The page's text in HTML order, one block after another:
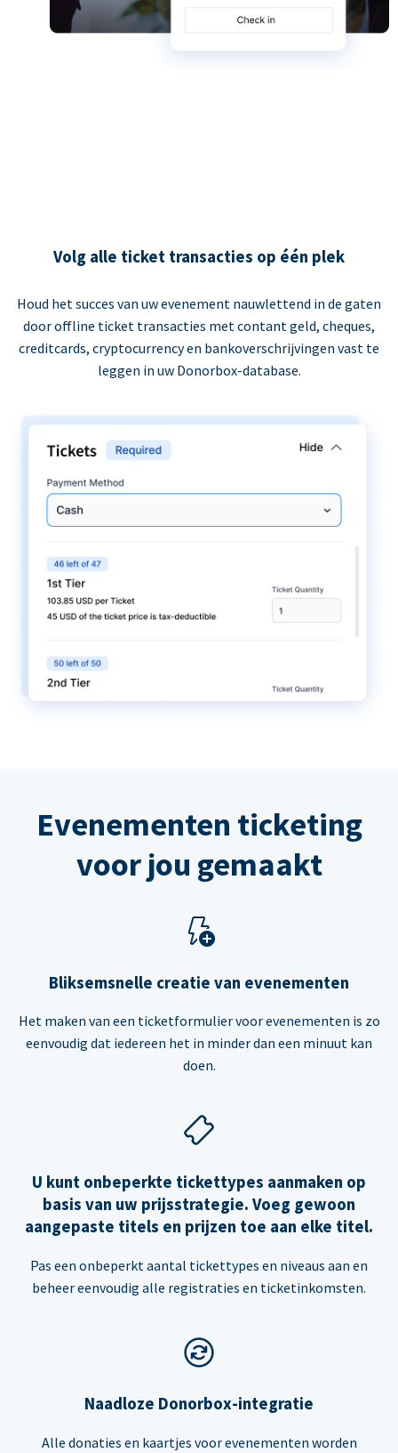
Volg alle ticket transacties op één plek
Houd het succes van uw evenement nauwlettend in de gaten
door offline ticket transacties met contant geld, cheques,
creditcards, cryptocurrency en bankoverschrijvingen vast te
leggen in uw Donorbox-database.
Evenementen ticketing
voor jou gemaakt
Bliksemsnelle creatie van evenementen
Het maken van een ticketformulier voor evenementen is zo
eenvoudig dat iedereen het in minder dan een minuut kan
doen.
U kunt onbeperkte tickettypes aanmaken op
basis van uw prijsstrategie. Voeg gewoon
aangepaste titels en prijzen toe aan elke titel.
Pas een onbeperkt aantal tickettypes en niveaus aan en
beheer eenvoudig alle registraties en ticketinkomsten.
Naadloze Donorbox-integratie
Alle donaties en kaartjes voor evenementen worden